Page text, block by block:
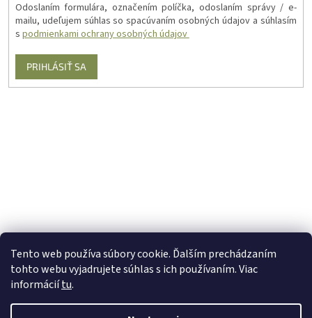
Tento web používa súbory cookie. Ďalším prechádzaním
tohto webu vyjadrujete súhlas s ich používaním. Viac
informáciítu.
Odoslaním formulára, označením políčka, odoslaním správy / e-
mailu, udeľujem súhlas so spacúvaním osobných údajov a súhlasím
s podmienkami ochrany osobných údajov
PRIHLÁSIŤ SA